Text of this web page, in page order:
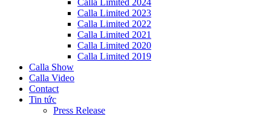
Calla Limited 2024
Calla Limited 2023
Calla Limited 2022
Calla Limited 2021
Calla Limited 2020
Calla Limited 2019
Calla Show
Calla Video
Contact
Tin tức
Press Release